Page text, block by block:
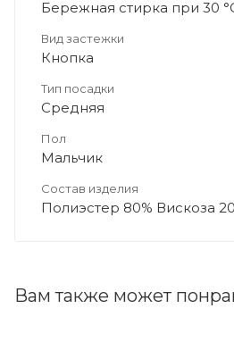
Бережная стирка при 30
Вид застежки
Кнопка
Тип посадки
Средняя
Пол
Мальчик
Состав изделия
Полиэстер 80% Вискоза
Вам также может